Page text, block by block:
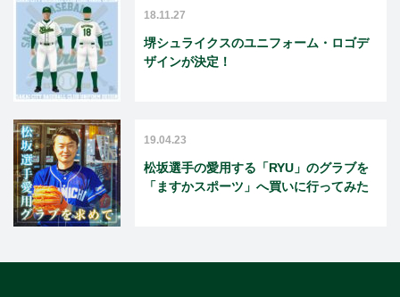
18.11.27
堺シュライクスのユニフォーム・ロゴデ
ザインが決定！
19.04.23
松坂選手の愛用する「RYU」のグラブを
「ますかスポーツ」へ買いに行ってみた